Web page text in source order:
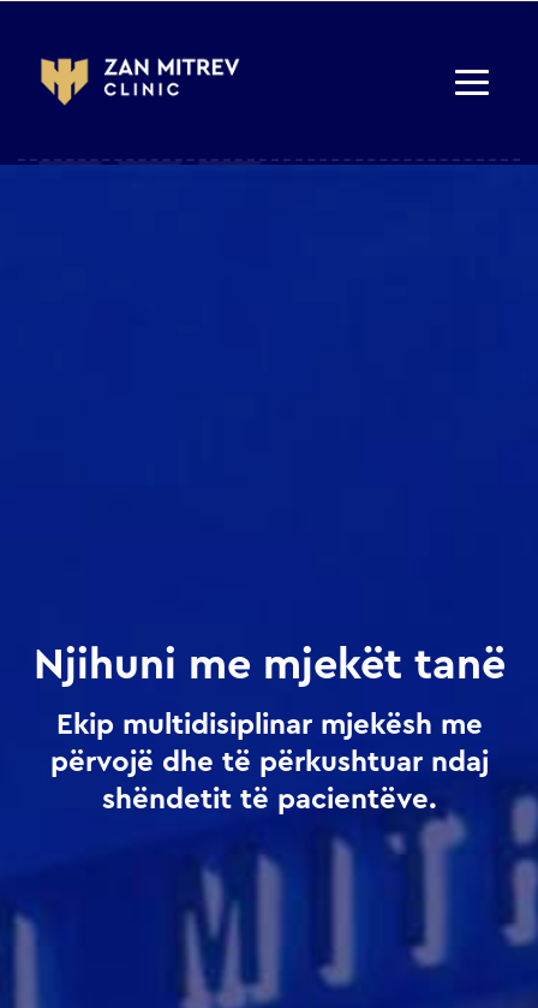
Njihuni me mjekët tanë
Ekip multidisiplinar mjekësh me
përvojë dhe të përkushtuar ndaj
shëndetit të pacientëve.